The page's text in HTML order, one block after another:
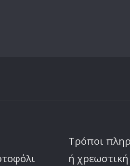
Τρόποι
ή